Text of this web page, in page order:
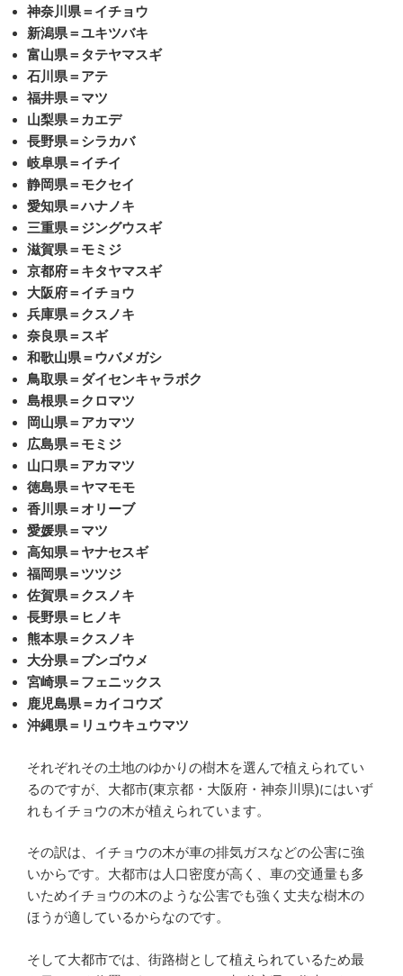
神奈川県＝イチョウ
新潟県＝ユキツバキ
富山県＝タテヤマスギ
石川県＝アテ
福井県＝マツ
山梨県＝カエデ
長野県＝シラカバ
岐阜県＝イチイ
静岡県＝モクセイ
愛知県＝ハナノキ
三重県＝ジングウスギ
滋賀県＝モミジ
京都府＝キタヤマスギ
大阪府＝イチョウ
兵庫県＝クスノキ
奈良県＝スギ
和歌山県＝ウバメガシ
鳥取県＝ダイセンキャラボク
島根県＝クロマツ
岡山県＝アカマツ
広島県＝モミジ
山口県＝アカマツ
徳島県＝ヤマモモ
香川県＝オリーブ
愛媛県＝マツ
高知県＝ヤナセスギ
福岡県＝ツツジ
佐賀県＝クスノキ
長野県＝ヒノキ
熊本県＝クスノキ
大分県＝ブンゴウメ
宮崎県＝フェニックス
鹿児島県＝カイコウズ
沖縄県＝リュウキュウマツ
それぞれその土地のゆかりの樹木を選んで植えられてい
るのですが、大都市(東京都・大阪府・神奈川県)にはいず
れもイチョウの木が植えられています。
その訳は、イチョウの木が車の排気ガスなどの公害に強
いからです。大都市は人口密度が高く、車の交通量も多
いためイチョウの木のような公害でも強く丈夫な樹木の
ほうが適しているからなのです。
そして大都市では、街路樹として植えられているため最